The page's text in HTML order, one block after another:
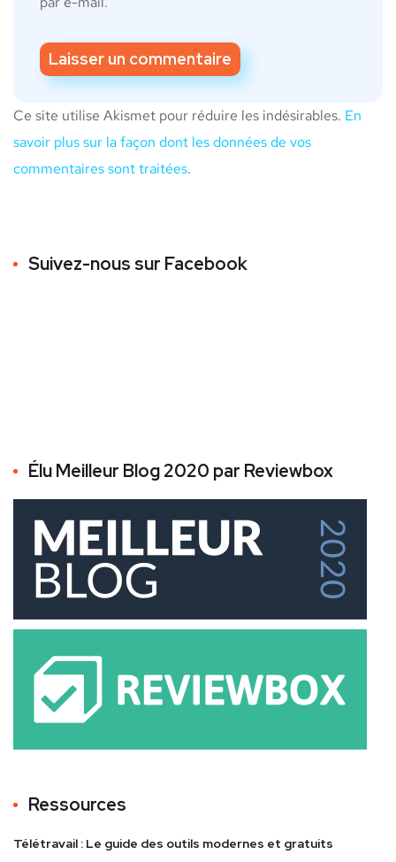
Ce site utilise Akismet pour réduire les indésirables. En
savoir plus sur la façon dont les données de vos
commentaires sont traitées.
Suivez-nous sur Facebook
Élu Meilleur Blog 2020 par Reviewbox
Ressources
Télétravail : Le guide des outils modernes et gratuits